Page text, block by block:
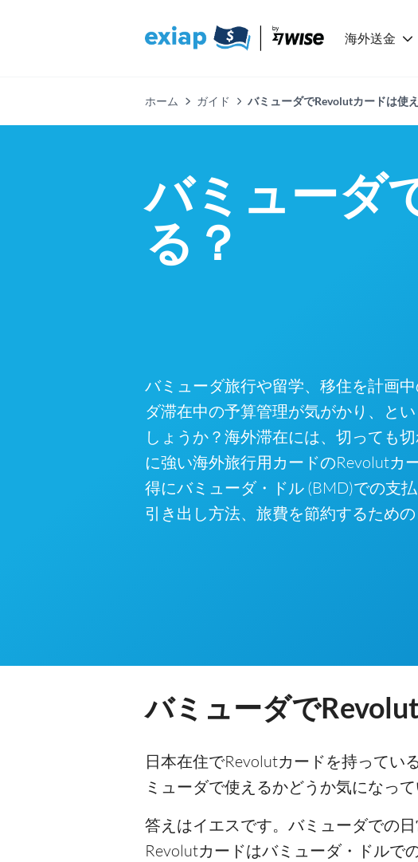
海外送金
ホーム ガイド バミューダでRevolutカードは使
バミューダ
る？
バミューダ旅行や留学、移住を計画
ダ滞在中の予算管理が気がかり、と
しょうか？海外滞在には、切っても
に強い海外旅行用カードのRevolutカ
得にバミューダ・ドル (BMD)での支
引き出し方法、旅費を節約するための
バミューダで
日本在住でRevolutカードを持ってい
ミューダで使えるかどうか気になっ
答えはイエスです。バミューダでの
Revolutカードはバミューダ・ドルで